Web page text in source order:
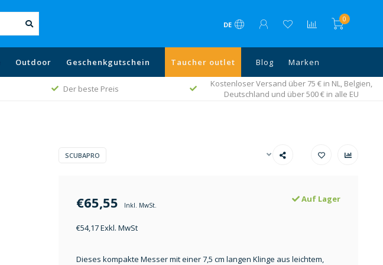
DE
0
Outdoor Geschenkgutschein Taucher outlet Blog Marken
Der beste Preis
Kostenloser Versand über 75 € in NL, Belgien,
Deutschland und über 500 € in alle EU
SCUBAPRO
€65,55 Inkl. MwSt.
€54,17 Exkl. MwSt
Auf Lager
Dieses kompakte Messer mit einer 7,5 cm langen Klinge aus leichtem,